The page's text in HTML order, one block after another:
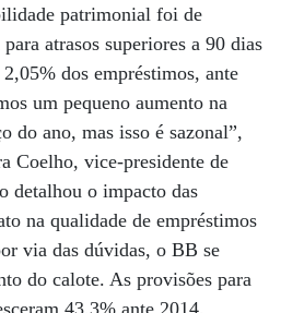
patrimonial foi de
atrasos superiores a 90 dias
dos empréstimos, ante
um pequeno aumento na
do ano, mas isso é sazonal”,
Coelho, vice-presidente de
detalhou o impacto das
na qualidade de empréstimos
via das dúvidas, o BB se
do calote. As provisões para
43,3% ante 2014.